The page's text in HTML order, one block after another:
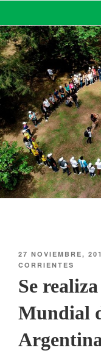
DE
27 NOVIEMBRE,
CORRIENTES
Se
Mundial